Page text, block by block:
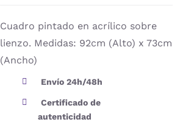
Cuadro pintado en acrílico sobre
lienzo. Medidas: 92cm (Alto) x 73cm
(Ancho)
Envío 24h/48h
Certificado de
autenticidad